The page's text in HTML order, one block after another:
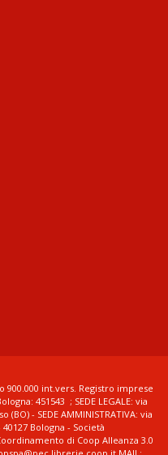
900.000 int.vers. Registro imprese
451543 ; SEDE LEGALE: via
- SEDE AMMINISTRATIVA: via
Bologna - Società
di Coop Alleanza 3.0